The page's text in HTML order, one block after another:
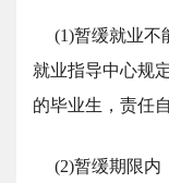
(1)暂缓就业不
就业指导中心规
的毕业生，责任
(2)暂缓期限内